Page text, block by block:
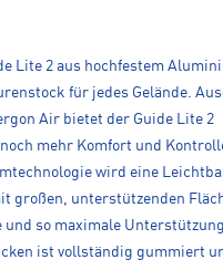
Lite 2 aus hochfestem
für jedes Gelände.
Air bietet der Guide Lite 2
mehr Komfort und
wird eine
großen, unterstützenden
so maximale
ist vollständig gummiert